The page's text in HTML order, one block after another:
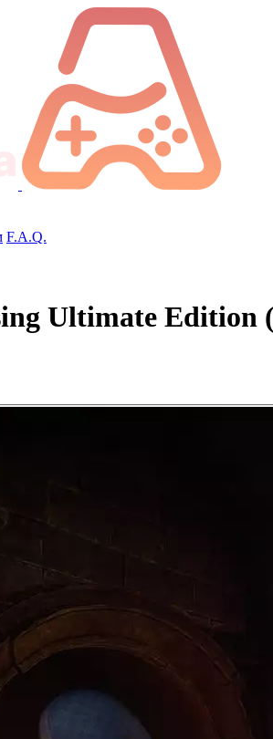
F.A.Q.
Ultimate Edition